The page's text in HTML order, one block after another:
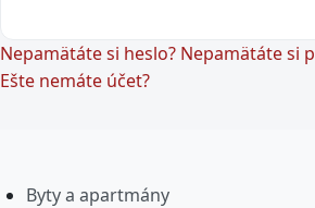
Nepamätáte si heslo? Nepamätáte si
Ešte nemáte účet?
Byty a apartmány